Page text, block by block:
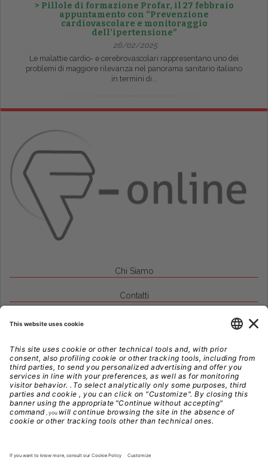
> Pillole di formazione Profar, il 27 febbraio
appuntamento con “Prevenzione
cardiovascolare e monitoraggio
dell’ipertensione”
26/02/2025
Le malattie cardio- e cerebrovascolari rappresentano uno dei
problemi di maggiore rilevanza nel panorama sanitario italiano
in termini di...
Chi Siamo
Contatti
Note Legali
Privacy
Gestione Cookie